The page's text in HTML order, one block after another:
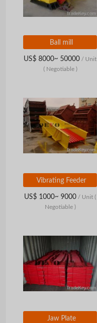
Ball mill
US$ 8000~ 50000 / Unit
( Negotiable )
Vibrating Feeder
US$ 1000~ 9000 / Unit (
Negotiable )
Jaw Plate